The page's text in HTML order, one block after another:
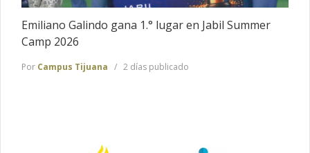
Emiliano Galindo gana 1.° lugar en Jabil Summer
Camp 2026
Por Campus Tijuana 2 días publicado